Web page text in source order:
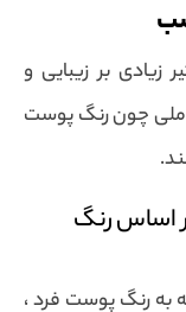
زیادی بر زیبایی و
چون رنگ پوست
اساس رنگ
به رنگ پوست فرد ،